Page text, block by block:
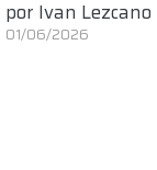
por Ivan Lezcano
01/06/2026